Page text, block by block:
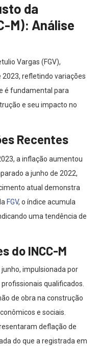
da
M): Análise
Vargas (FGV),
refletindo variações
é fundamental para
e seu impacto no
Recentes
a inflação aumentou
a junho de 2022,
atual demonstra
FGV, o índice acumula
uma tendência de
do INCC-M
impulsionada por
qualificados.
de obra na construção
e sociais.
deflação de
do que a registrada em